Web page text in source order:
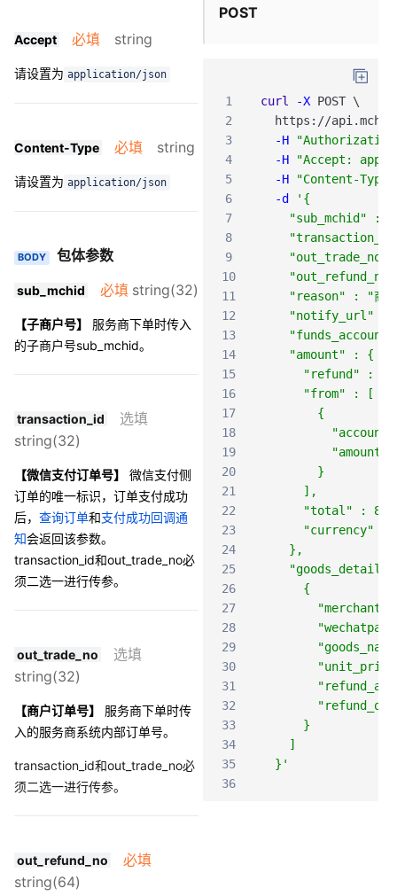
Accept 必填 string
请设置为 application/json
Content-Type 必填 string
请设置为 application/json
BODY 包体参数
sub_mchid 必填 string(32)
【子商户号】
服务商下单时传入
的子商户号sub_mchid。
transaction_id
选填
string(32)
【微信支付订单号】
微信支付侧
订单的唯一标识，订单支付成功
后， 查询订单和支付成功回调通
知会返回该参数。
transaction_id和out_trade_no必
须二选一进行传参。
out_trade_no
选填
string(32)
【商户订单号】
服务商下单时传
入的服务商系统内部订单号。
transaction_id和out_trade_no必
须二选一进行传参。
out_refund_no
必填
string(64)
POST
1 curl -X POST \
2
https : //api .mch
3
-H
"Authorization:
4
-H
"Accept:
5
-H
"Content-
6
-d
'{
7
"sub_mchid" :
8
9
"out_trade_no"
10
11
"reason" : "商
12
"notify_url" :
13
14
    "amount" : {
15
"refund" :
16
      "from" : [
17
        {
18
19
"amount"
20
        }
21
      ],
22
"total" :
23
"currency" :
24
    },
25
"goods_detail"
26
      {
27
28
29
30
31
32
33
      }
34
    ]
35
  }'
36